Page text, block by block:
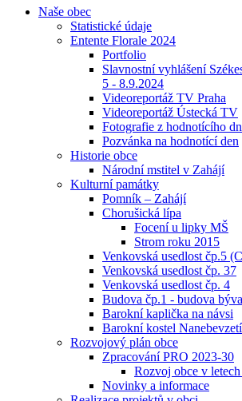
Naše obec
Statistické údaje
Entente Florale 2024
Portfolio
Slavnostní vyhlášení
5 - 8.9.2024
Videoreportáž TV Praha
Videoreportáž Ústecká TV
Fotografie z hodnotícího
Pozvánka na hodnotící den
Historie obce
Národní mstitel v Zahájí
Kulturní památky
Pomník – Zahájí
Chorušická lípa
Focení u lipky MŠ
Strom roku 2015
Venkovská usedlost čp.5
Venkovská usedlost čp. 37
Venkovská usedlost čp. 4
Budova čp.1 - budova
Barokní kaplička na návsi
Barokní kostel
Rozvojový plán obce
Zpracování PRO 2023-30
Rozvoj obce v
Novinky a informace